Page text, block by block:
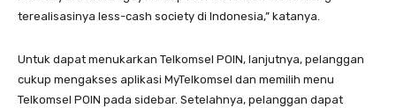
terealisasinya less-cash society di Indonesia,” katanya.
Untuk dapat menukarkan Telkomsel POIN, lanjutnya, pelanggan
cukup mengakses aplikasi MyTelkomsel dan memilih menu
Telkomsel POIN pada sidebar. Setelahnya, pelanggan dapat